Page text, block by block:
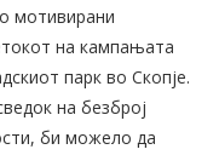
мотивирани
на кампањата
парк во Скопје.
на безброј
би можело да